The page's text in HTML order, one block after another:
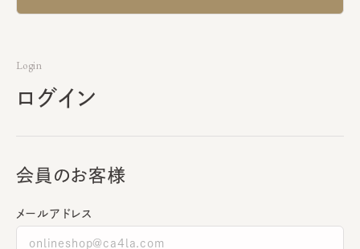
Login
ログイン
会員のお客様
メールアドレス